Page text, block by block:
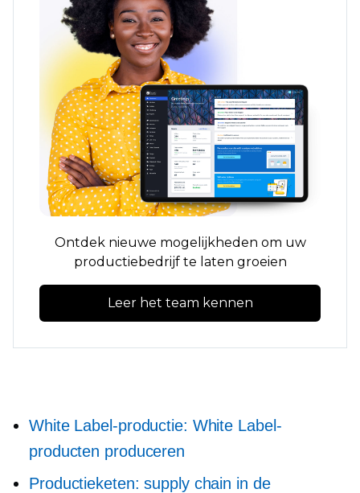
Ontdek nieuwe mogelijkheden om uw
productiebedrijf te laten groeien
Leer het team kennen
White Label-productie: White Label-
producten produceren
Productieketen: supply chain in de